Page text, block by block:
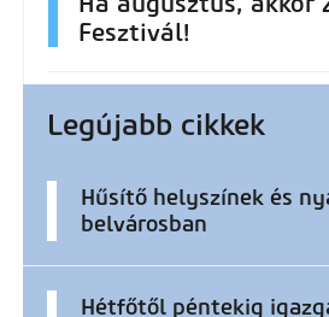
Fesztivál!
Legújabb cikkek
Hűsítő helyszínek és
belvárosban
Hétfőtől péntekig